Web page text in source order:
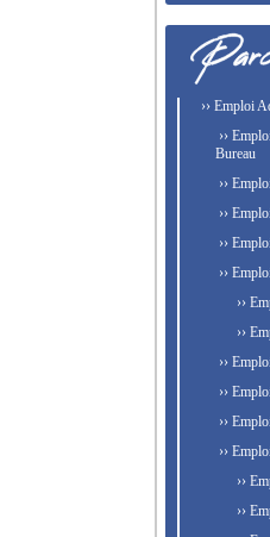
›› Emploi
››
Bureau
››
››
››
››
››
››
››
››
››
››
››
››